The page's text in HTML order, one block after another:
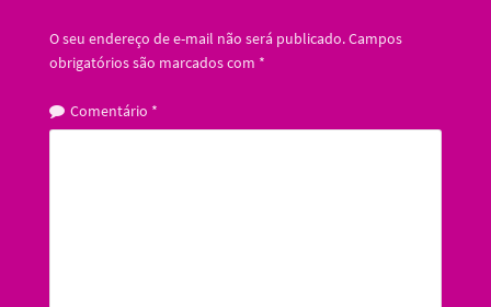
O seu endereço de e-mail não será publicado.Campos
obrigatórios são marcados com *
Comentário *